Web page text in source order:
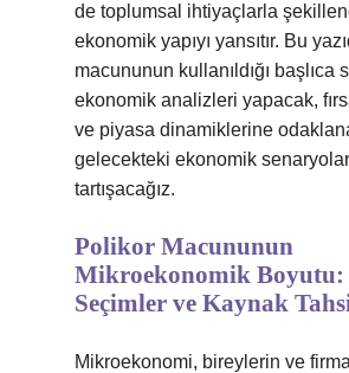
de toplumsal ihtiyaçlarla
ekonomik yapıyı yansıtır. Bu
macununun kullanıldığı başlıca
ekonomik analizleri yapacak,
ve piyasa dinamiklerine
gelecekteki ekonomik
tartışacağız.
Polikor Macununun
Mikroekonomik Boyutu:
Seçimler ve Kaynak
Mikroekonomi, bireylerin ve